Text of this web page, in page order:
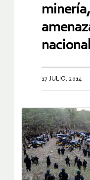
nacional
17 JULIO, 2014